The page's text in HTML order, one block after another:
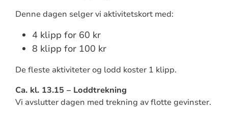
Denne dagen selger vi aktivitetskort med:
4 klipp for 60 kr
8 klipp for 100 kr
De fleste aktiviteter og lodd koster 1 klipp.
Ca. kl. 13.15 – Loddtrekning
Vi avslutter dagen med trekning av flotte gevinster.